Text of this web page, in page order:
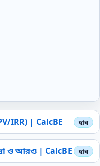
IRR) | CalcBE
ও আরও | CalcBE